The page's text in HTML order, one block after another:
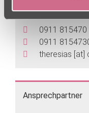
90408
0911 815470
0911
theresias [at]
Ansprechpartner